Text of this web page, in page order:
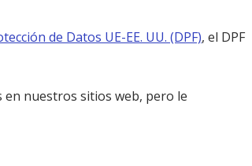
de Datos UE-EE. UU. (DPF), el DPF
en nuestros sitios web, pero le